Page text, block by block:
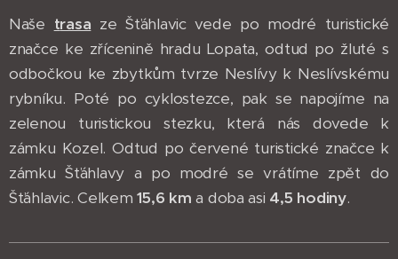
Naše trasa ze Šťáhlavic vede po modré turistické
značce ke zřícenině hradu Lopata, odtud po žluté s
odbočkou ke zbytkům tvrze Neslívy k Neslívskému
rybníku. Poté po cyklostezce, pak se napojíme na
zelenou turistickou stezku, která nás dovede k
zámku Kozel. Odtud po červené turistické značce k
zámku Šťáhlavy a po modré se vrátíme zpět do
Šťáhlavic. Celkem15,6 km a doba asi 4,5 hodiny.